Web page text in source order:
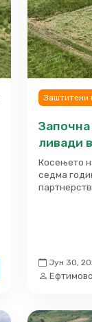
Заштитени
ливади
Косењето
седма
Јун 30,